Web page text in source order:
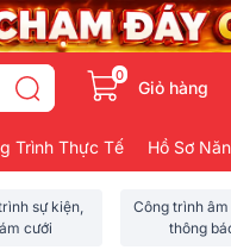
0
Giỏ hàng
Trình Thực Tế Hồ Sơ
sự kiện,
cưới
Công trình
thông